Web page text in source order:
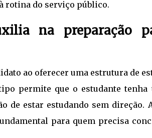
rotina do serviço público.
na preparação
ao oferecer uma estrutura de
permite que o estudante tenha
de estar estudando sem direção.
para quem precisa